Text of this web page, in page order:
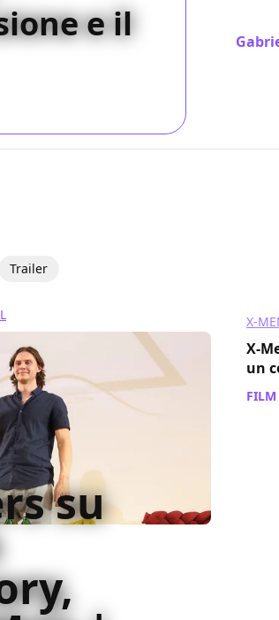
e il
Trailer
su
X-
X-
un
FILM